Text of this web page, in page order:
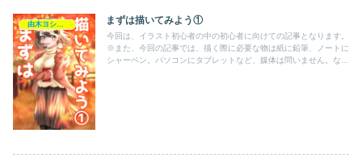
由木ヨシキの活動記録 まずは描いてみよう①
今回は、イラスト初心者の中の初心者に向けての記事となります。
※また、今回の記事では、描く際に必要な物は紙に鉛筆、ノートに
シャーペン。パソコンにタブレットなど、媒体は問いません。なの